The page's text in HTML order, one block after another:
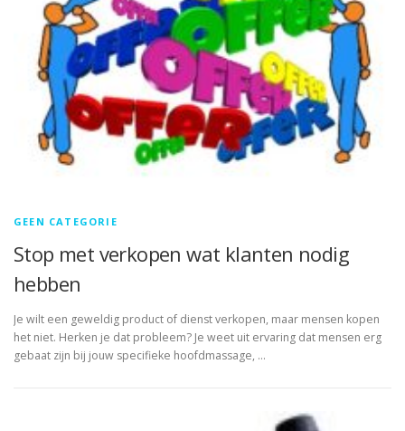
GEEN CATEGORIE
Stop met verkopen wat klanten nodig
hebben
Je wilt een geweldig product of dienst verkopen, maar mensen kopen
het niet. Herken je dat probleem? Je weet uit ervaring dat mensen erg
gebaat zijn bij jouw specifieke hoofdmassage, …